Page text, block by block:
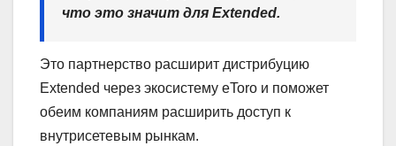
что это значит для Extended.
Это партнерство расширит дистрибуцию
Extended через экосистему eToro и поможет
обеим компаниям расширить доступ к
внутрисетевым рынкам.